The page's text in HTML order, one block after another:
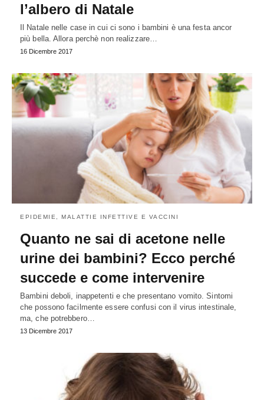
l’albero di Natale
Il Natale nelle case in cui ci sono i bambini è una festa ancor
più bella. Allora perchè non realizzare…
16 Dicembre 2017
EPIDEMIE, MALATTIE INFETTIVE E VACCINI
Quanto ne sai di acetone nelle
urine dei bambini? Ecco perché
succede e come intervenire
Bambini deboli, inappetenti e che presentano vomito. Sintomi
che possono facilmente essere confusi con il virus intestinale,
ma, che potrebbero…
13 Dicembre 2017